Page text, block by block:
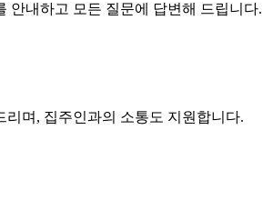
안내하고 모든 질문에 답변해 드립니다.
며, 집주인과의 소통도 지원합니다.